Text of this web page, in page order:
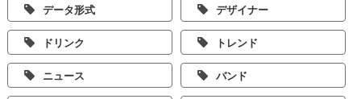
データ形式 デザイナー
ドリンク トレンド
ニュース バンド